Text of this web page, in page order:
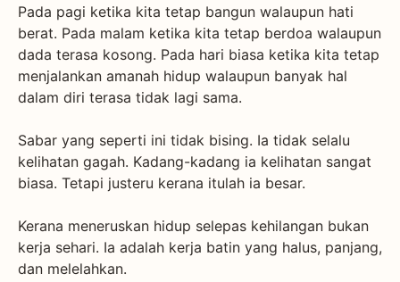
Pada pagi ketika kita tetap bangun walaupun hati
berat. Pada malam ketika kita tetap berdoa walaupun
dada terasa kosong. Pada hari biasa ketika kita tetap
menjalankan amanah hidup walaupun banyak hal
dalam diri terasa tidak lagi sama.
Sabar yang seperti ini tidak bising. Ia tidak selalu
kelihatan gagah. Kadang-kadang ia kelihatan sangat
biasa. Tetapi justeru kerana itulah ia besar.
Kerana meneruskan hidup selepas kehilangan bukan
kerja sehari. Ia adalah kerja batin yang halus, panjang,
dan melelahkan.